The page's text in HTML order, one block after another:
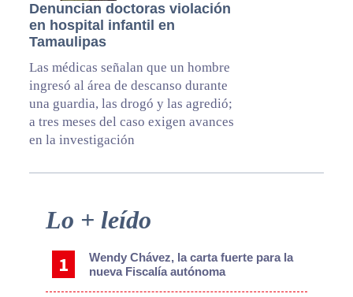
Denuncian doctoras violación
en hospital infantil en
Tamaulipas
Las médicas señalan que un hombre
ingresó al área de descanso durante
una guardia, las drogó y las agredió;
a tres meses del caso exigen avances
en la investigación
Primary
Lo + leído
Wendy Chávez, la carta fuerte para la
nueva Fiscalía autónoma